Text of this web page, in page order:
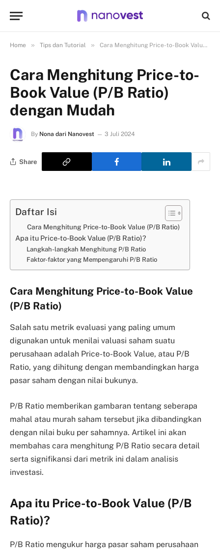
Home » Tips dan Tutorial » Cara Menghitung Price-to-Book Value (P/B Ratio) dengan Mudah
Cara Menghitung Price-to-
Book Value (P/B Ratio)
dengan Mudah
By Nona dari Nanovest 3 Juli 2024
Share
Daftar Isi
Cara Menghitung Price-to-Book Value (P/B Ratio)
Apa itu Price-to-Book Value (P/B Ratio)?
Langkah-langkah Menghitung P/B Ratio
Faktor-faktor yang Mempengaruhi P/B Ratio
Cara Menghitung Price-to-Book Value
(P/B Ratio)
Salah satu metrik evaluasi yang paling umum
digunakan untuk menilai valuasi saham suatu
perusahaan adalah Price-to-Book Value, atau P/B
Ratio, yang dihitung dengan membandingkan harga
pasar saham dengan nilai bukunya.
P/B Ratio memberikan gambaran tentang seberapa
mahal atau murah saham tersebut jika dibandingkan
dengan nilai buku per sahamnya. Artikel ini akan
membahas cara menghitung P/B Ratio secara detail
serta signifikansi dari metrik ini dalam analisis
investasi.
Apa itu Price-to-Book Value (P/B
Ratio)?
P/B Ratio mengukur harga pasar saham perusahaan